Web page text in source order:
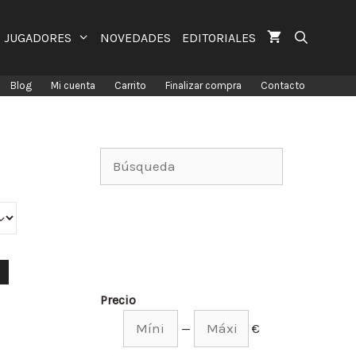
JUGADORES NOVEDADES EDITORIALES
Blog Mi cuenta Carrito Finalizar compra Contacto
Precio
— €